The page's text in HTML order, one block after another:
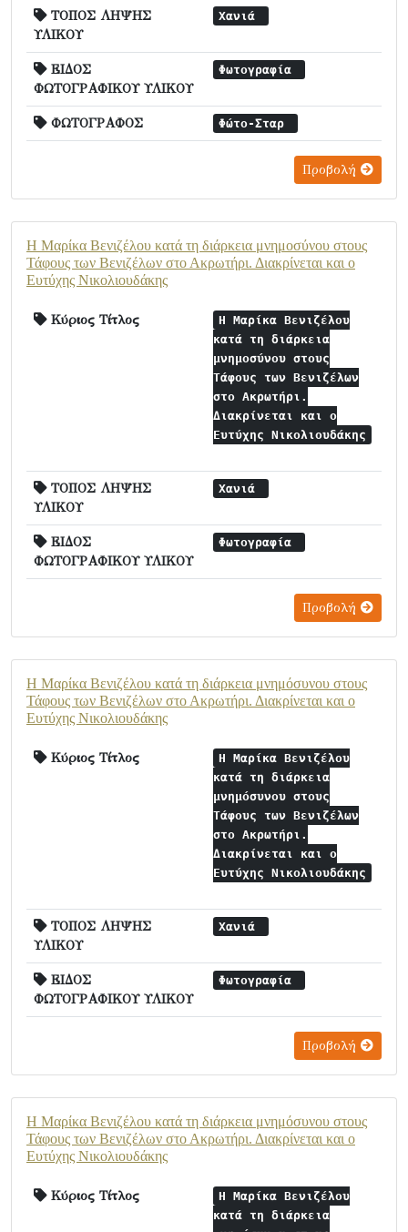
ΤΟΠΟΣ ΛΗΨΗΣ
ΥΛΙΚΟΥ
Χανιά
ΕΙΔΟΣ
ΦΩΤΟΓΡΑΦΙΚΟΥ ΥΛΙΚΟΥ
Φωτογραφία
ΦΩΤΟΓΡΑΦΟΣ Φώτο-Σταρ
Προβολή
Η Μαρίκα Βενιζέλου κατά τη διάρκεια μνημοσύνου στους
Τάφους των Βενιζέλων στο Ακρωτήρι. Διακρίνεται και ο
Ευτύχης Νικολιουδάκης
Κύριος Τίτλος
Η Μαρίκα Βενιζέλου
κατά τη διάρκεια
μνημοσύνου στους
Τάφους των Βενιζέλων
στο Ακρωτήρι.
Διακρίνεται και ο
Ευτύχης Νικολιουδάκης
ΤΟΠΟΣ ΛΗΨΗΣ
ΥΛΙΚΟΥ
Χανιά
ΕΙΔΟΣ
ΦΩΤΟΓΡΑΦΙΚΟΥ ΥΛΙΚΟΥ
Φωτογραφία
Προβολή
Η Μαρίκα Βενιζέλου κατά τη διάρκεια μνημόσυνου στους
Τάφους των Βενιζέλων στο Ακρωτήρι. Διακρίνεται και ο
Ευτύχης Νικολιουδάκης
Κύριος Τίτλος
Η Μαρίκα Βενιζέλου
κατά τη διάρκεια
μνημόσυνου στους
Τάφους των Βενιζέλων
στο Ακρωτήρι.
Διακρίνεται και ο
Ευτύχης Νικολιουδάκης
ΤΟΠΟΣ ΛΗΨΗΣ
ΥΛΙΚΟΥ
Χανιά
ΕΙΔΟΣ
ΦΩΤΟΓΡΑΦΙΚΟΥ ΥΛΙΚΟΥ
Φωτογραφία
Προβολή
Η Μαρίκα Βενιζέλου κατά τη διάρκεια μνημόσυνου στους
Τάφους των Βενιζέλων στο Ακρωτήρι. Διακρίνεται και ο
Ευτύχης Νικολιουδάκης
Κύριος Τίτλος
Η Μαρίκα Βενιζέλου
κατά τη διάρκεια